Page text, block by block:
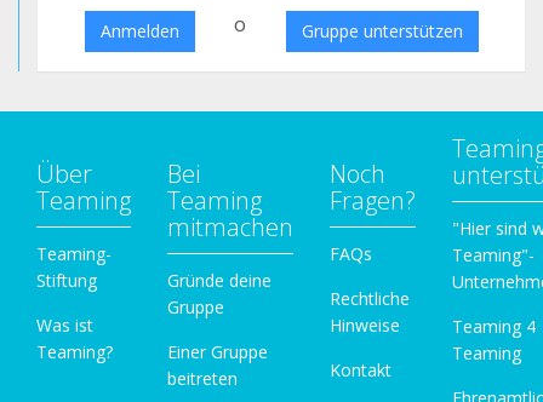
Anmelden o Gruppe unterstützen
Über
Teaming
Teaming-
Stiftung
Was ist
Teaming?
Bei
Teaming
mitmachen
Gründe deine
Gruppe
Einer Gruppe
beitreten
Noch
Fragen?
FAQs
Rechtliche
Hinweise
Kontakt
"Hier sind
Teaming"-
Teaming 4
Teaming